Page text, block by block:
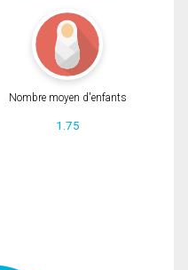
Nombre moyen d'enfants
1.75